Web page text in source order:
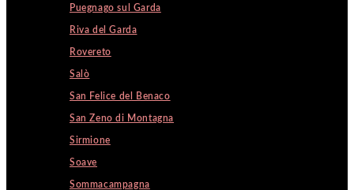
Puegnago sul Garda
Riva del Garda
Rovereto
Salò
San Felice del Benaco
San Zeno di Montagna
Sirmione
Soave
Sommacampagna